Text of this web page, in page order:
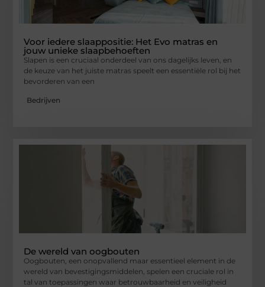
Voor iedere slaappositie: Het Evo matras en
jouw unieke slaapbehoeften
Slapen is een cruciaal onderdeel van ons dagelijks leven, en
de keuze van het juiste matras speelt een essentiële rol bij het
bevorderen van een
Bedrijven
De wereld van oogbouten
Oogbouten, een onopvallend maar essentieel element in de
wereld van bevestigingsmiddelen, spelen een cruciale rol in
tal van toepassingen waar betrouwbaarheid en veiligheid